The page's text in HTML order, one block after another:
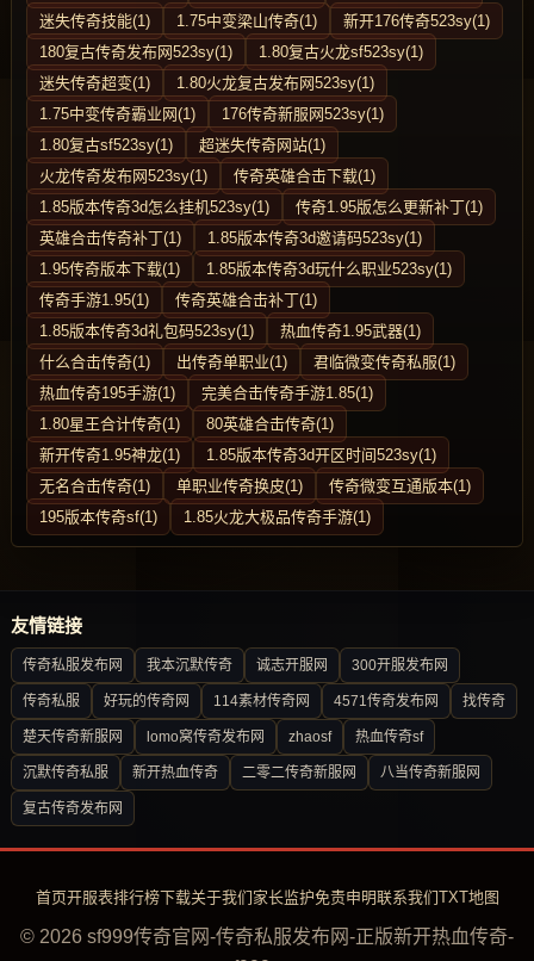
迷失传奇技能(1)
1.75中变梁山传奇(1)
新开176传奇523sy(1)
180复古传奇发布网523sy(1)
1.80复古火龙sf523sy(1)
迷失传奇超变(1)
1.80火龙复古发布网523sy(1)
1.75中变传奇霸业网(1)
176传奇新服网523sy(1)
1.80复古sf523sy(1)
超迷失传奇网站(1)
火龙传奇发布网523sy(1)
传奇英雄合击下载(1)
1.85版本传奇3d怎么挂机523sy(1)
传奇1.95版怎么更新补丁(1)
英雄合击传奇补丁(1)
1.85版本传奇3d邀请码523sy(1)
1.95传奇版本下载(1)
1.85版本传奇3d玩什么职业523sy(1)
传奇手游1.95(1)
传奇英雄合击补丁(1)
1.85版本传奇3d礼包码523sy(1)
热血传奇1.95武器(1)
什么合击传奇(1)
出传奇单职业(1)
君临微变传奇私服(1)
热血传奇195手游(1)
完美合击传奇手游1.85(1)
1.80星王合计传奇(1)
80英雄合击传奇(1)
新开传奇1.95神龙(1)
1.85版本传奇3d开区时间523sy(1)
无名合击传奇(1)
单职业传奇换皮(1)
传奇微变互通版本(1)
195版本传奇sf(1)
1.85火龙大极品传奇手游(1)
友情链接
传奇私服发布网 我本沉默传奇 诚志开服网 300开服发布网
传奇私服 好玩的传奇网 114素材传奇网 4571传奇发布网 找传奇
楚天传奇新服网 lomo窝传奇发布网 zhaosf 热血传奇sf
沉默传奇私服 新开热血传奇 二零二传奇新服网 八当传奇新服网
复古传奇发布网
首页开服表排行榜下载关于我们 家长监护免责申明联系我们TXT地图
© 2026 sf999传奇官网-传奇私服发布网-正版新开热血传奇-